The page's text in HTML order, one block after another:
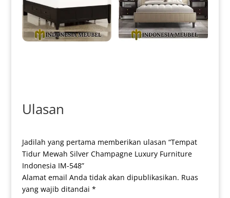
Ulasan
Jadilah yang pertama memberikan ulasan “Tempat
Tidur Mewah Silver Champagne Luxury Furniture
Indonesia IM-548”
Alamat email Anda tidak akan dipublikasikan. Ruas
yang wajib ditandai *